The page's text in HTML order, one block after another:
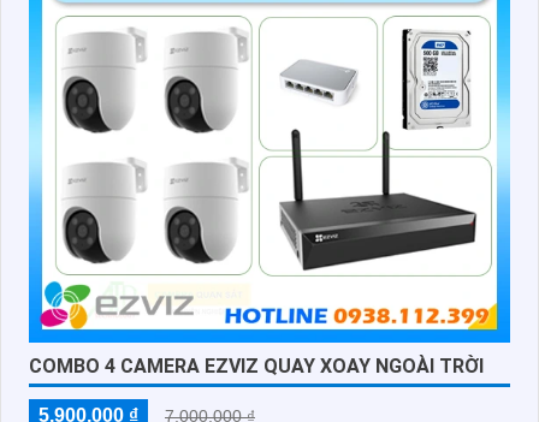
COMBO 4 CAMERA EZVIZ QUAY XOAY NGOÀI TRỜI
5,900,000 ₫ 7,000,000 ₫